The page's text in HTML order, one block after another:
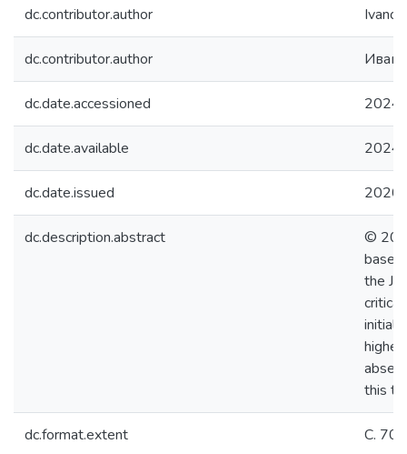
dc.contributor.author
dc.contributor.author
dc.date.accessioned
dc.date.available
dc.date.issued 2020
dc.description.abstract
©
base
the
initial
this
dc.format.extent С.